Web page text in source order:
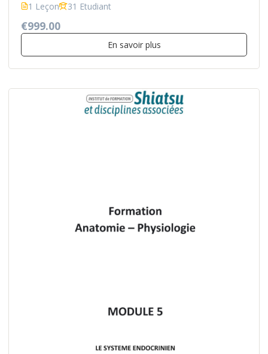
1 Leçon
31 Etudiant
€999.00
En savoir plus